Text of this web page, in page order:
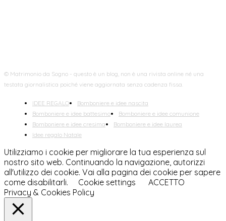
© Matrimonio da Sogno - questo è un blog, non è una rivista online né una
testata giornalistica poiché viene aggiornata senza cadenza fissa.
IDEE REGALO
Bomboniere e idee nascita
Bomboniere e idee battesimo
Bomboniere e idee comunione
Bomboniere e idee cresima
Bomboniere e idee laurea
Idee regalo Natale
Utilizziamo i cookie per migliorare la tua esperienza sul
nostro sito web. Continuando la navigazione, autorizzi
all'utilizzo dei cookie. Vai alla pagina dei cookie per sapere
come disabilitarli.
Cookie settings
ACCETTO
Privacy & Cookies Policy